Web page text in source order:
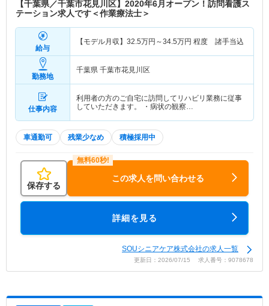
【千葉県／千葉市花見川区】2020年6月オープン！訪問看護ス
テーション求人です＜作業療法士＞
給与
【モデル月収】 32.5万円～34.5万円 程度 諸手当込
勤務地
千葉県 千葉市花見川区
仕事内容
利用者の方のご自宅に訪問してリハビリ業務に従事
していただきます。 ・病状の観察…
車通勤可 残業少なめ 積極採用中
保存する
この求人を問い合わせる
詳細を見る
SOUシニアケア株式会社の求人一覧
更新日：2026/07/15 求人番号：9078678